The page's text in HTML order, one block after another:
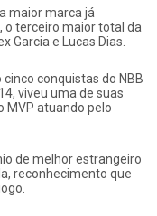
maior marca já
o terceiro maior total da
Garcia e Lucas Dias.
conquistas do NBB
viveu uma de suas
MVP atuando pelo
de melhor estrangeiro
reconhecimento que